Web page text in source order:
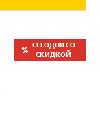
СЕГОДНЯ СО
СКИДКОЙ